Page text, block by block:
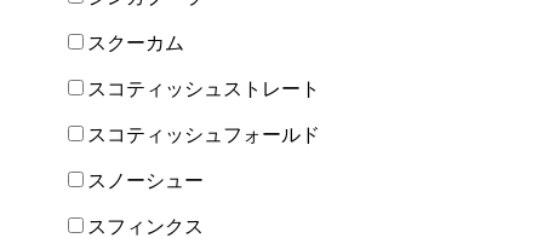
スクーカム
スコティッシュストレート
スコティッシュフォールド
スノーシュー
スフィンクス